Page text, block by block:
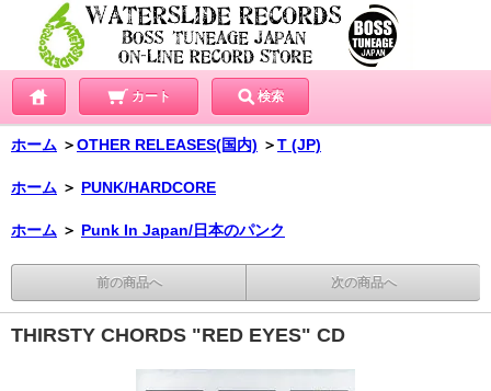
カート 検索
ホーム ＞OTHER RELEASES(国内) ＞T (JP)
ホーム ＞ PUNK/HARDCORE
ホーム ＞ Punk In Japan/日本のパンク
前の商品へ 次の商品へ
THIRSTY CHORDS "RED EYES" CD